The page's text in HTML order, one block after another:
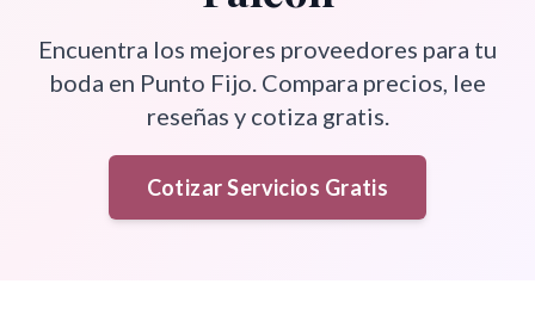
Encuentra los mejores proveedores para tu
boda en Punto Fijo. Compara precios, lee
reseñas y cotiza gratis.
Cotizar Servicios Gratis